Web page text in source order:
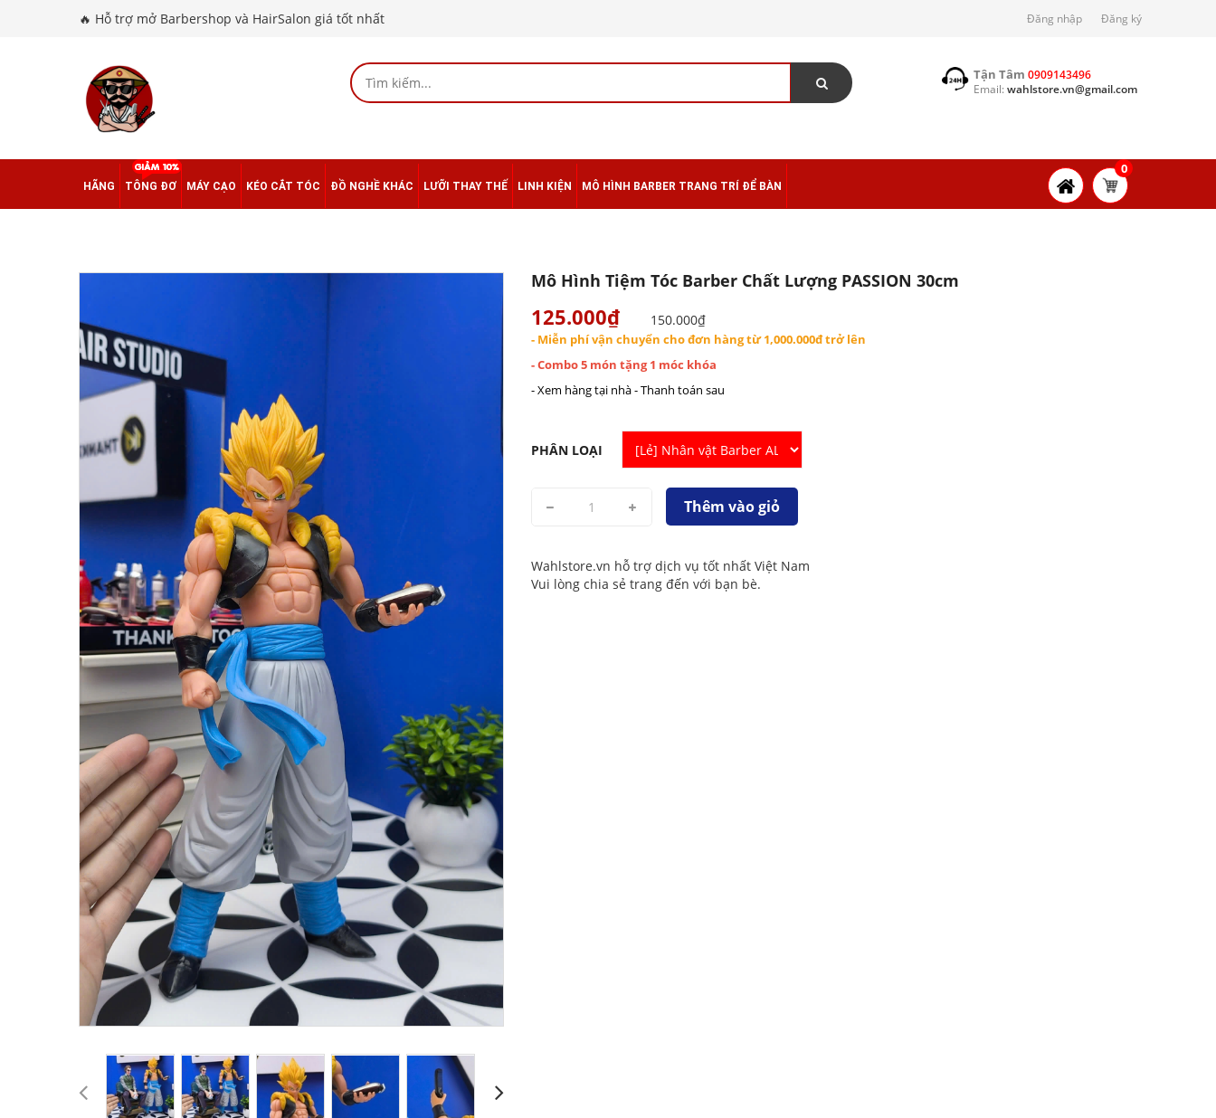
🔥 Hỗ trợ mở Barbershop và HairSalon giá tốt nhất Đăng nhập Đăng ký
Tận Tâm 0909143496
Email: wahlstore.vn@gmail.com
HÃNG TÔNG ĐƠ MÁY CẠO KÉO CẮT TÓC ĐỒ NGHỀ KHÁC LƯỠI THAY THẾ LINH KIỆN MÔ HÌNH BARBER TRANG TRÍ ĐỂ BÀN
0
Mô Hình Tiệm Tóc Barber Chất Lượng PASSION 30cm
125.000₫ 150.000₫
- Miễn phí vận chuyển cho đơn hàng từ 1,000.000đ trở lên
- Combo 5 món tặng 1 móc khóa
- Xem hàng tại nhà - Thanh toán sau
PHÂN LOẠI
Thêm vào giỏ
Wahlstore.vn hỗ trợ dịch vụ tốt nhất Việt Nam
Vui lòng chia sẻ trang đến với bạn bè.